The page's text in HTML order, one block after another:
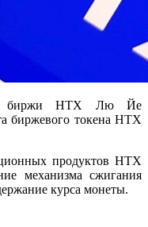
биржи HTX Лю Йе
биржевого токена HTX
продуктов HTX
механизма сжигания
курса монеты.